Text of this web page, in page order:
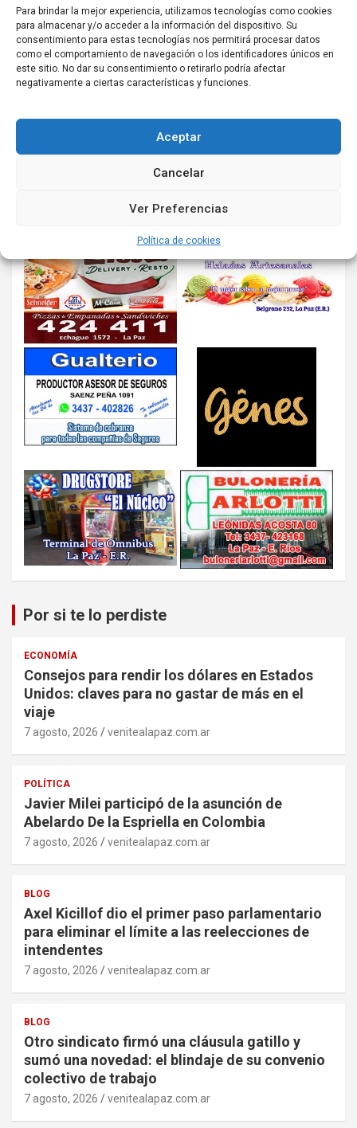
Para brindar la mejor experiencia, utilizamos tecnologías como cookies
para almacenar y/o acceder a la información del dispositivo. Su
consentimiento para estas tecnologías nos permitirá procesar datos
como el comportamiento de navegación o los identificadores únicos en
este sitio. No dar su consentimiento o retirarlo podría afectar
negativamente a ciertas características y funciones.
Aceptar
Cancelar
Ver Preferencias
Política de cookies
Por si te lo perdiste
ECONOMÍA
Consejos para rendir los dólares en Estados
Unidos: claves para no gastar de más en el
viaje
7 agosto, 2026 venitealapaz.com.ar
POLÍTICA
Javier Milei participó de la asunción de
Abelardo De la Espriella en Colombia
7 agosto, 2026 venitealapaz.com.ar
BLOG
Axel Kicillof dio el primer paso parlamentario
para eliminar el límite a las reelecciones de
intendentes
7 agosto, 2026 venitealapaz.com.ar
BLOG
Otro sindicato firmó una cláusula gatillo y
sumó una novedad: el blindaje de su convenio
colectivo de trabajo
7 agosto, 2026 venitealapaz.com.ar